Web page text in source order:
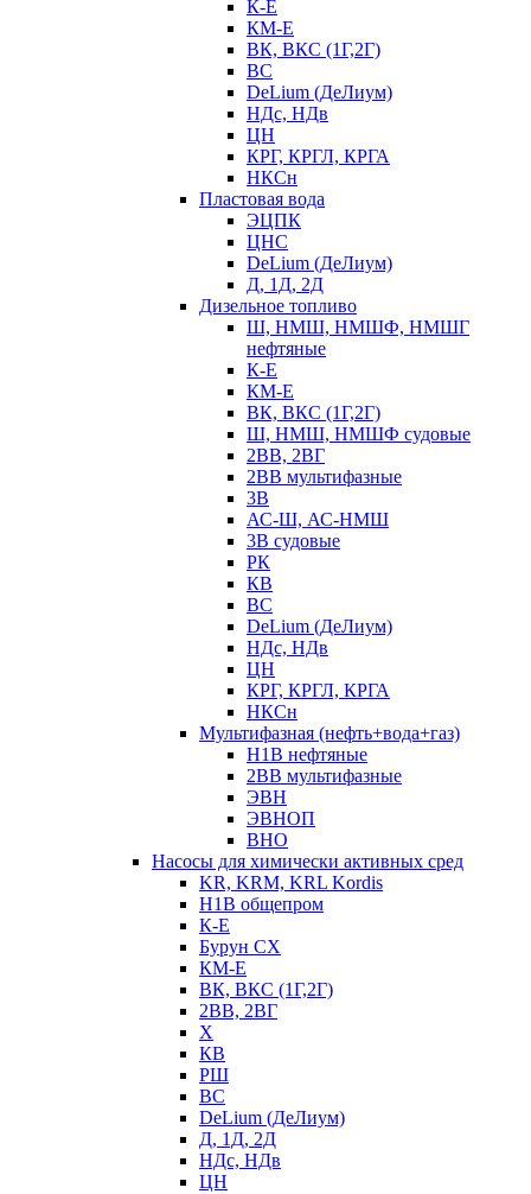
К-Е
КМ-Е
ВК, ВКС (1Г,2Г)
ВС
DeLium (ДеЛиум)
НДс, НДв
ЦН
КРГ, КРГЛ, КРГА
НКСн
Пластовая вода
ЭЦПК
ЦНС
DeLium (ДеЛиум)
Д, 1Д, 2Д
Дизельное топливо
Ш, НМШ, НМШФ, НМШГ
нефтяные
К-Е
КМ-Е
ВК, ВКС (1Г,2Г)
Ш, НМШ, НМШФ судовые
2ВВ, 2ВГ
2ВВ мультифазные
3В
АС-Ш, АС-НМШ
3В судовые
РК
КВ
ВС
DeLium (ДеЛиум)
НДс, НДв
ЦН
КРГ, КРГЛ, КРГА
НКСн
Мультифазная (нефть+вода+газ)
Н1В нефтяные
2ВВ мультифазные
ЭВН
ЭВНОП
ВНО
Насосы для химически активных сред
KR, KRM, KRL Kordis
Н1В общепром
К-Е
Бурун СХ
КМ-Е
ВК, ВКС (1Г,2Г)
2ВВ, 2ВГ
Х
КВ
РШ
ВС
DeLium (ДеЛиум)
Д, 1Д, 2Д
НДс, НДв
ЦН